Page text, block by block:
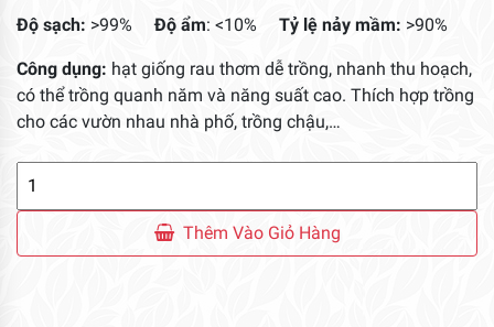
Độ sạch: >99%Độ ẩm: <10% Tỷ lệ nảy mầm: >90%
Công dụng: hạt giống rau thơm dễ trồng, nhanh thu hoạch,
có thể trồng quanh năm và năng suất cao. Thích hợp trồng
cho các vườn nhau nhà phố, trồng chậu,…
Thơm
Thêm Vào Giỏ Hàng